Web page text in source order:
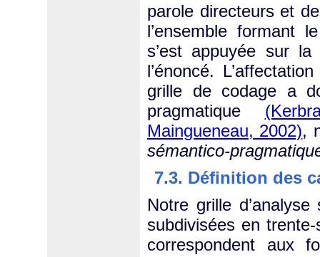
parole directeurs et
l’ensemble formant
s’est appuyée sur
l’énoncé.
grille de codage a
pragmatique
Maingueneau, 2002),
sémantico-
7.3. Définition des
Notre grille
subdivisées en
correspondent aux